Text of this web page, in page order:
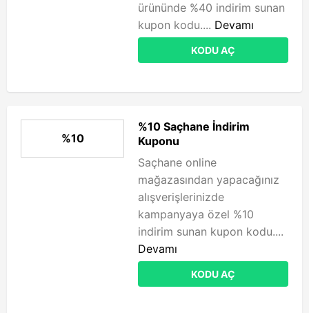
ürününde %40 indirim sunan
kupon kodu.... Devamı
KODU AÇ
%10
%10 Saçhane İndirim
Kuponu
Saçhane online
mağazasından yapacağınız
alışverişlerinizde
kampanyaya özel %10
indirim sunan kupon kodu....
Devamı
KODU AÇ